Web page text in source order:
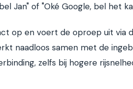
Jan" of "Oké Google, bel het
op en voert de oproep uit via
naadloos samen met de
zelfs bij hogere